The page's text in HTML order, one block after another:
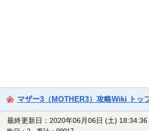
マザー3（MOTHER3）攻略Wiki トッ
最終更新日：2020年06月06日 (土) 18:34:36